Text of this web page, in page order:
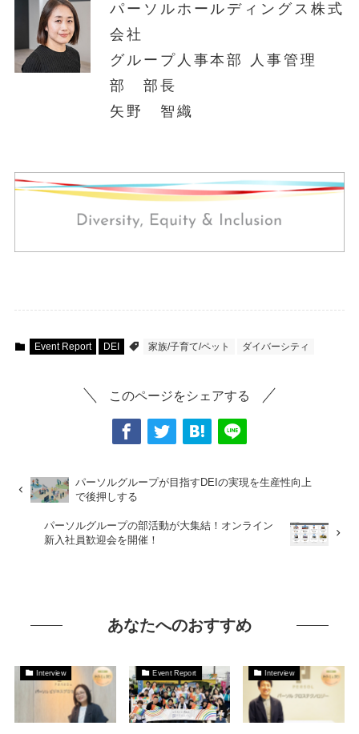
パーソルホールディングス株式
会社
グループ人事本部 人事管理
部 部長
矢野 智織
Event Report DEI 家族/子育て/ペット ダイバーシティ
このページをシェアする
パーソルグループが目指すDEIの実現を生産性向上
で後押しする
パーソルグループの部活動が大集結！オンライン
新入社員歓迎会を開催！
あなたへのおすすめ
Interview Event Report Interview